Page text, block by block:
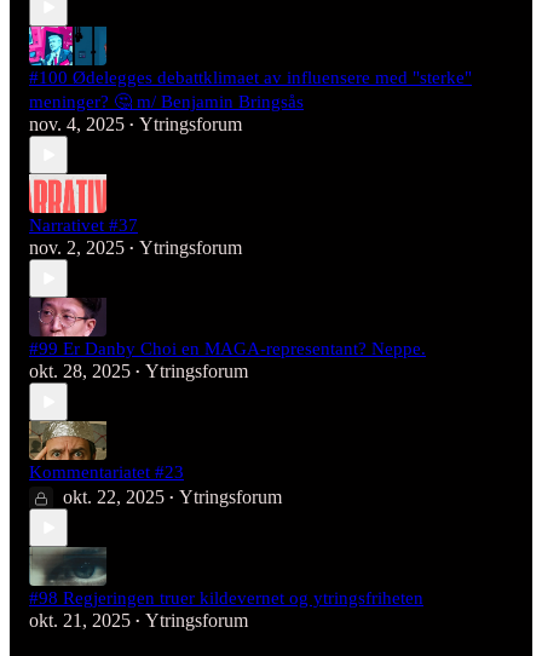
#100 Ødelegges debattklimaet av influensere med "sterke"
meninger? 🤔 m/ Benjamin Bringsås
nov. 4, 2025 • Ytringsforum
Narrativet #37
nov. 2, 2025 • Ytringsforum
#99 Er Danby Choi en MAGA-representant? Neppe.
okt. 28, 2025 • Ytringsforum
Kommentariatet #23
okt. 22, 2025 • Ytringsforum
#98 Regjeringen truer kildevernet og ytringsfriheten
okt. 21, 2025 • Ytringsforum